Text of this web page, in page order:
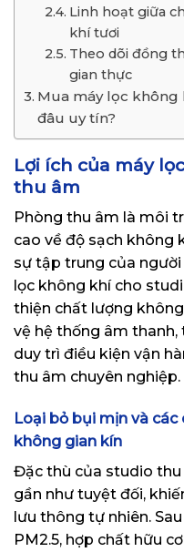
Linh hoạt giữa
khí tươi
Theo dõi đồng
gian thực
Mua máy lọc
đâu uy tín?
Lợi ích của máy
thu âm
Phòng thu âm là môi
cao về độ sạch không
sự tập trung của
lọc không khí cho
thiện chất lượng
vệ hệ thống âm thanh,
duy trì điều kiện vận
thu âm chuyên nghiệp.
Loại bỏ bụi mịn và
không gian kín
Đặc thù của studio thu
gần như tuyệt đối,
lưu thông tự nhiên.
PM2.5, hợp chất hữu